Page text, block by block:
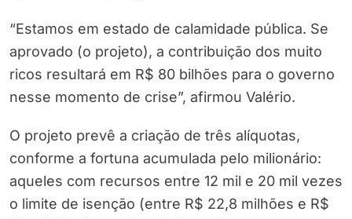
“Estamos em estado de calamidade pública. Se
aprovado (o projeto), a contribuição dos muito
ricos resultará em R$ 80 bilhões para o governo
nesse momento de crise”, afirmou Valério.
O projeto prevê a criação de três alíquotas,
conforme a fortuna acumulada pelo milionário:
aqueles com recursos entre 12 mil e 20 mil vezes
o limite de isenção (entre R$ 22,8 milhões e R$